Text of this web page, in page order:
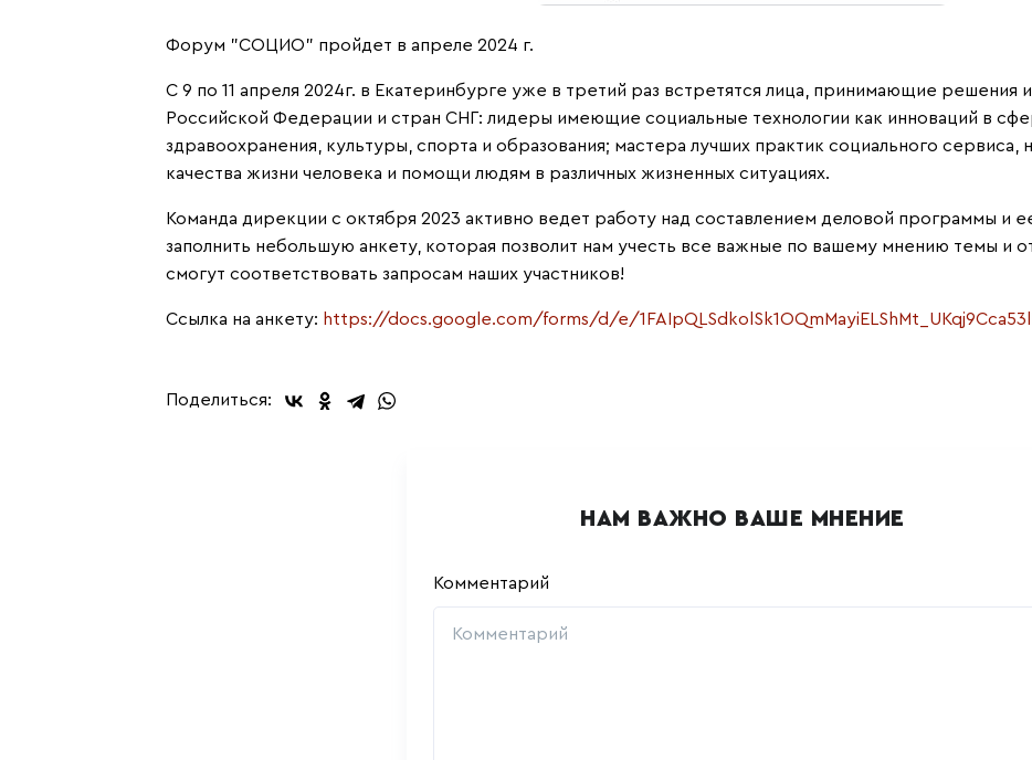
Форум "СОЦИО" пройдет в апреле 2024 г.
С 9 по 11 апреля 2024г. в Екатеринбурге уже в третий раз встретятся лица, принимающие
Российской Федерации и стран СНГ: лидеры имеющие социальные технологии как инноваций в
здравоохранения, культуры, спорта и образования; мастера лучших практик социального сервиса,
качества жизни человека и помощи людям в различных жизненных ситуациях.
Команда дирекции с октября 2023 активно ведет работу над составлением деловой программы и
заполнить небольшую анкету, которая позволит нам учесть все важные по вашему мнению темы и
смогут соответствовать запросам наших участников!
Ссылка на анкету: https://docs.google.com/forms/d/e/
Поделиться:
НАМ ВАЖНО ВАШЕ МНЕНИЕ
Комментарий